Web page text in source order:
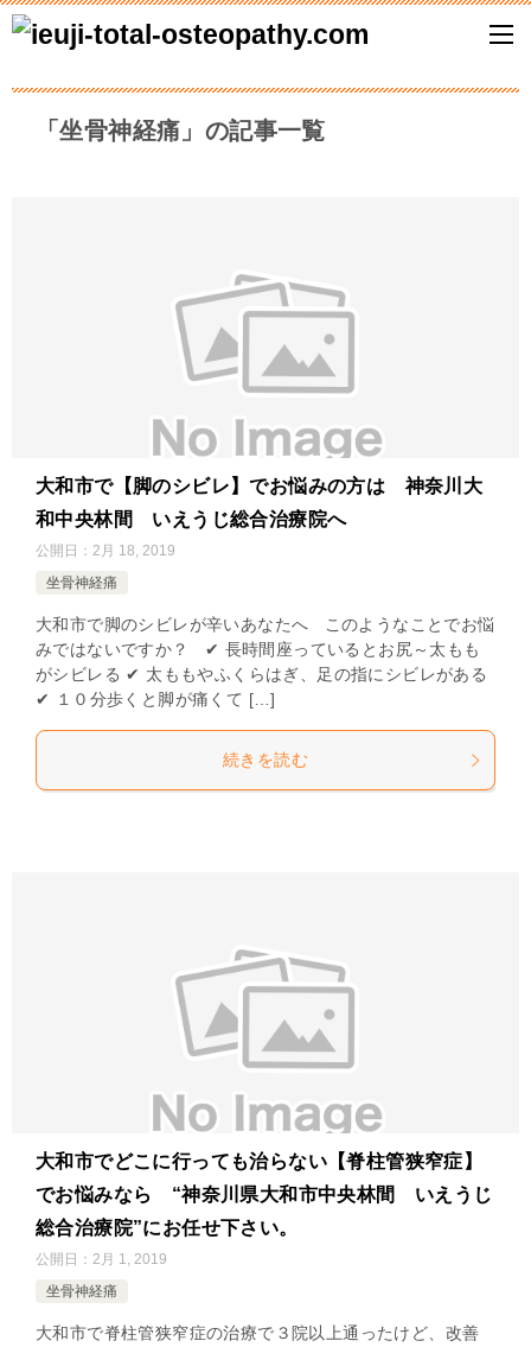
「坐骨神経痛」の記事一覧
大和市で【脚のシビレ】でお悩みの方は 神奈川大
和中央林間 いえうじ総合治療院へ
公開日： 2月 18, 2019
坐骨神経痛
大和市で脚のシビレが辛いあなたへ このようなことでお悩
みではないですか？ ✔ 長時間座っているとお尻～太もも
がシビレる ✔ 太ももやふくらはぎ、足の指にシビレがある
✔ １０分歩くと脚が痛くて […]
続きを読む
大和市でどこに行っても治らない【脊柱管狭窄症】
でお悩みなら “神奈川県大和市中央林間 いえうじ
総合治療院”にお任せ下さい。
公開日： 2月 1, 2019
坐骨神経痛
大和市で脊柱管狭窄症の治療で３院以上通ったけど、改善